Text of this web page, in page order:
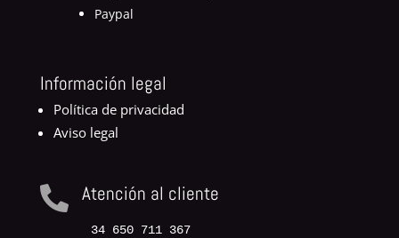
Paypal
Información legal
Política de privacidad
Aviso legal
 Atención al cliente
34 650 711 367